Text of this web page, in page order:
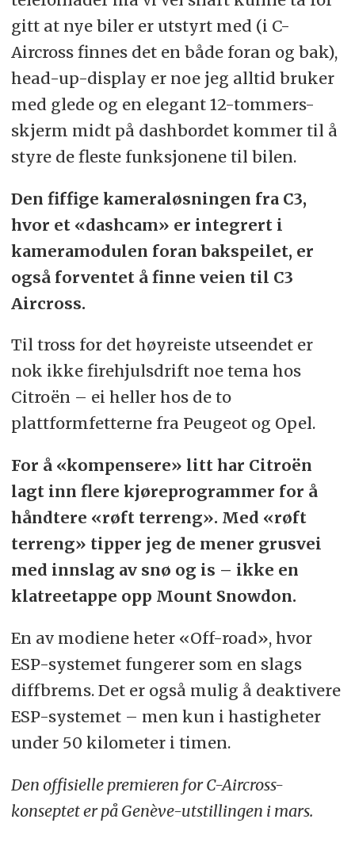
gitt at nye biler er utstyrt med (i C-
Aircross finnes det en både foran og bak),
head-up-display er noe jeg alltid bruker
med glede og en elegant 12-tommers-
skjerm midt på dashbordet kommer til å
styre de fleste funksjonene til bilen.
Den fiffige kameraløsningen fra C3,
hvor et «dashcam» er integrert i
kameramodulen foran bakspeilet, er
også forventet å finne veien til C3
Aircross.
Til tross for det høyreiste utseendet er
nok ikke firehjulsdrift noe tema hos
Citroën – ei heller hos de to
plattformfetterne fra Peugeot og Opel.
For å «kompensere» litt har Citroën
lagt inn flere kjøreprogrammer for å
håndtere «røft terreng». Med «røft
terreng» tipper jeg de mener grusvei
med innslag av snø og is – ikke en
klatreetappe opp Mount Snowdon.
En av modiene heter «Off-road», hvor
ESP-systemet fungerer som en slags
diffbrems. Det er også mulig å deaktivere
ESP-systemet – men kun i hastigheter
under 50 kilometer i timen.
Den offisielle premieren for C-Aircross-
konseptet er på Genève-utstillingen i mars.